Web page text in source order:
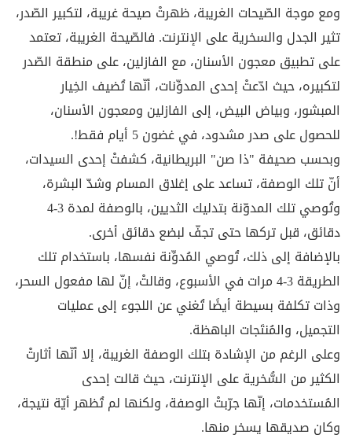
ومع موجة الصّيحات الغريبة، ظهرتْ صيحة غريبة، لتكبير الصّدر،
تثير الجدل والسخرية على الإنترنت. فالصّيحة الغريبة، تعتمد
على تطبيق معجون الأسنان، مع الفازلين، على منطقة الصّدر
لتكبيره، حيث ادّعتْ إحدى المدوِّنات، أنّها تُضيف الخِيار
المبشور، وبياض البيض، إلى الفازلين ومعجون الأسنان،
للحصول على صدر مشدود، في غضون 5 أيام فقط!.
وبحسب صحيفة "ذا صن" البريطانية، كشفتْ إحدى السيدات،
أنّ تلك الوصفة، تساعد على إغلاق المسام وشدّ البشرة،
وتُوصي تلك المدوّنة بتدليك الثديين، بالوصفة لمدة 3-4
دقائق، قبل تركها حتى تجفّ لبضع دقائق أخرى.
بالإضافة إلى ذلك، تُوصي المُدوِّنة نفسها، باستخدام تلك
الطريقة 3-4 مرات في الأسبوع، وقالتْ، إنّ لها مفعول السحر،
وذات تكلفة بسيطة أيضًا تُغني عن اللجوء إلى عمليات
التجميل، والمُنتَجات الباهظة.
وعلى الرغم من الإشادة بتلك الوصفة الغريبة، إلا أنّها أثارتْ
الكثير من السُّخرية على الإنترنت، حيث قالت إحدى
المُستخدمات، إنّها جرّبتْ الوصفة، ولكنها لم تُظهر أيّة نتيجة،
وكان صديقها يسخر منها.